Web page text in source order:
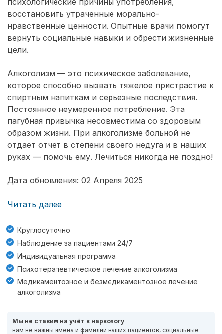
восстановить утраченные морально-
нравственные ценности. Опытные врачи помогут
вернуть социальные навыки и обрести жизненные
цели.
Алкоголизм — это психическое заболевание,
которое способно вызвать тяжелое пристрастие к
спиртным напиткам и серьезные последствия.
Постоянное неумеренное потребление. Эта
пагубная привычка несовместима со здоровым
образом жизни. При алкоголизме больной не
отдает отчет в степени своего недуга и в наших
руках — помочь ему. Лечиться никогда не поздно!
Дата обновления: 02 Апреля 2025
Читать далее
Круглосуточно
Наблюдение за пациентами 24/7
Индивидуальная программа
Психотерапевтическое лечение алкоголизма
Медикаментозное и безмедикаментозное лечение
алкоголизма
Мы не ставим на учёт к наркологу
нам не важны имена и фамилии наших пациентов, социальные